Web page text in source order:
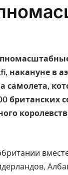
накануне в
самолета,
британских